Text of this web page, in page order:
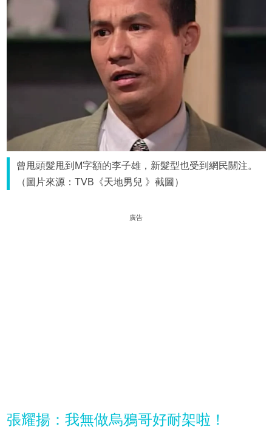
曾甩頭髮甩到M字額的李子雄，新髮型也受到網民關注。
（圖片來源：TVB《天地男兒 》截圖）
廣告
張耀揚：我無做烏鴉哥好耐架啦！